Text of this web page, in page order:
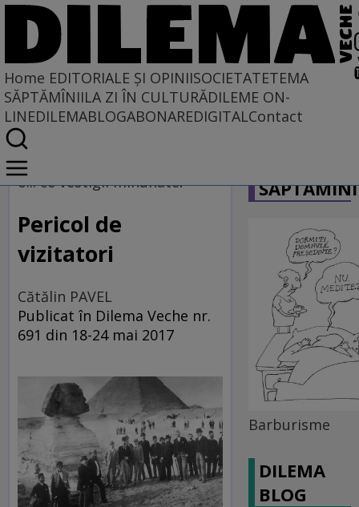
Home EDITORIALE ȘI OPINIISOCIETATETEMA
SĂPTĂMÎNIILA ZI ÎN CULTURĂDILEME ON-
LINEDILEMABLOGABONAREDIGITALContact
Home
EDITORIALE ȘI OPINII
o... ce vestigii minunate!
Pericol de
vizitatori
Cătălin PAVEL
Publicat în Dilema Veche nr.
691 din 18-24 mai 2017
Barburisme
DILEMA
BLOG